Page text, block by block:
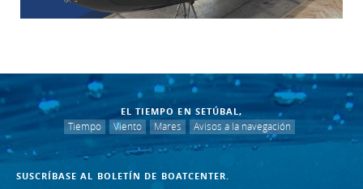
EL TIEMPO EN SETÚBAL,
Tiempo
Viento Mares Avisos a la navegación
SUSCRÍBASE AL BOLETÍN DE BOATCENTER.